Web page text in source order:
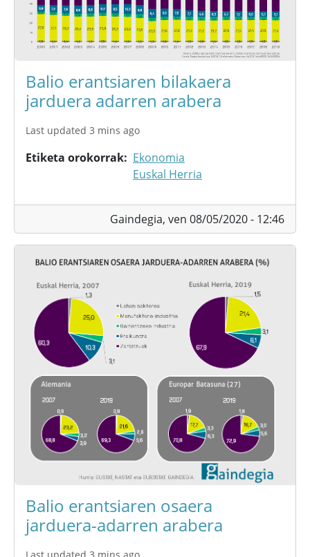
Balio erantsiaren bilakaera
jarduera adarren arabera
Last updated 3 mins ago
Etiketa orokorrak
Ekonomia
Euskal Herria
Gaindegia, ven 08/05/2020 - 12:46
Balio erantsiaren osaera
jarduera-adarren arabera